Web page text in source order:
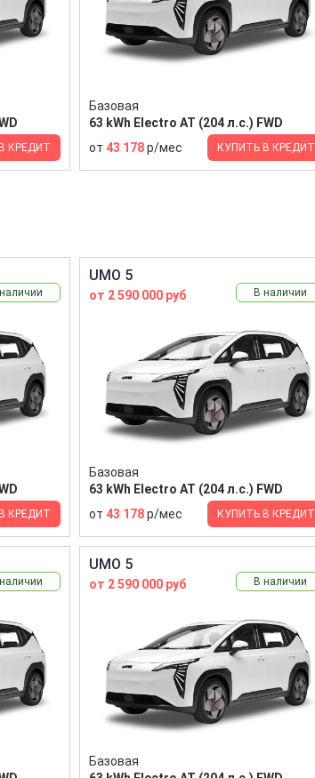
КРЕДИТ
Базовая
63 kWh Electro AT (204 л.с.) FWD
от 43 178р/мес КУПИТЬ В КРЕДИТ
КРЕДИТ
UMO 5
от 2 590 000 руб В наличии
Базовая
63 kWh Electro AT (204 л.с.) FWD
от 43 178р/мес КУПИТЬ В КРЕДИТ
UMO 5
от 2 590 000 руб В наличии
Базовая